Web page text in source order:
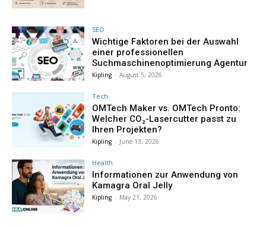
SEO
Wichtige Faktoren bei der Auswahl
einer professionellen
Suchmaschinenoptimierung Agentur
Kipling - August 5, 2026
Tech
OMTech Maker vs. OMTech Pronto:
Welcher CO₂-Lasercutter passt zu
Ihren Projekten?
Kipling - June 13, 2026
Health
Informationen zur Anwendung von
Kamagra Oral Jelly
Kipling - May 21, 2026